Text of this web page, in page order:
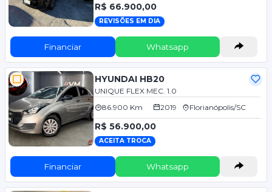
R$ 66.900,00
REVISÕES EM DIA
Financiar Whatsapp
HYUNDAI HB20
UNIQUE FLEX MEC. 1.0
86.900 Km
2019 Florianópolis/SC
R$ 56.900,00
ACEITA TROCA
Financiar Whatsapp